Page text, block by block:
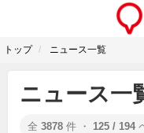
トップ ニュース一覧
ニュース一
全 3878 件 ・ 125 / 194